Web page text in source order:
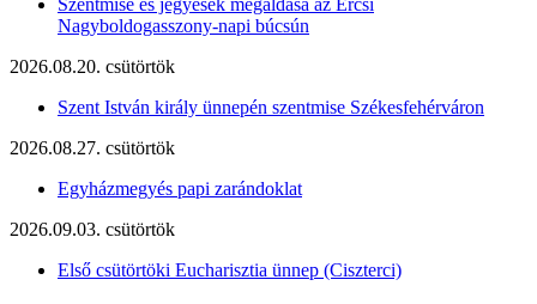
Szentmise és jegyesek megáldása az Ercsi
Nagyboldogasszony-napi búcsún
2026.08.20. csütörtök
Szent István király ünnepén szentmise Székesfehérváron
2026.08.27. csütörtök
Egyházmegyés papi zarándoklat
2026.09.03. csütörtök
Első csütörtöki Eucharisztia ünnep (Ciszterci)